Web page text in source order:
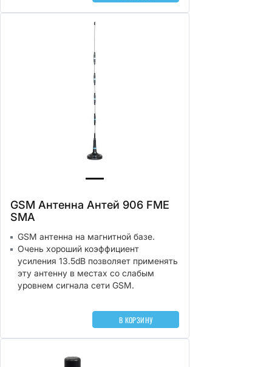
GSM Антенна Антей 906 FME
SMA
GSM антенна на магнитной базе.
Очень хороший коэффициент
усиления 13.5dB позволяет применять
эту антенну в местах со слабым
уровнем сигнала cети GSM.
В КОРЗИНУ